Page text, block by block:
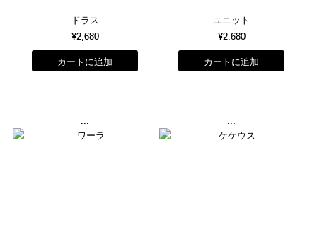
ドラス
¥2,680
ユニット
¥2,680
... ...